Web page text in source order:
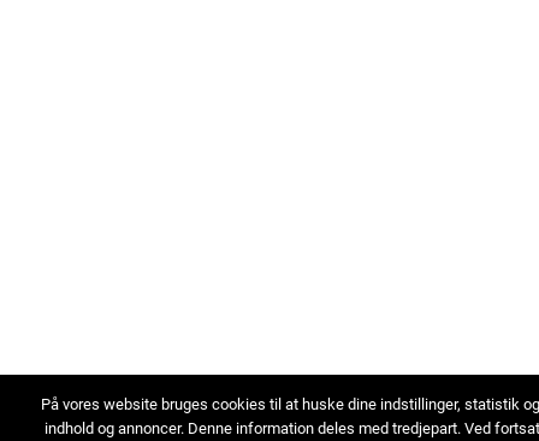
På vores website bruges cookies til at huske dine indstillinger, statistik
indhold og annoncer. Denne information deles med tredjepart. Ved